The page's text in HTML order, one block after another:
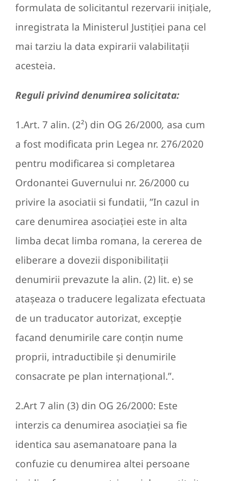
formulata de solicitantul rezervarii iniţiale,
inregistrata la Ministerul Justiţiei pana cel
mai tarziu la data expirarii valabilitaţii
acesteia.
Reguli privind denumirea solicitata:
1.Art. 7 alin. (2²) din OG 26/2000, asa cum
a fost modificata prin Legea nr. 276/2020
pentru modificarea si completarea
Ordonantei Guvernului nr. 26/2000 cu
privire la asociatii si fundatii, ”In cazul in
care denumirea asociaţiei este in alta
limba decat limba romana, la cererea de
eliberare a dovezii disponibilitaţii
denumirii prevazute la alin. (2) lit. e) se
ataşeaza o traducere legalizata efectuata
de un traducator autorizat, excepţie
facand denumirile care conţin nume
proprii, intraductibile şi denumirile
consacrate pe plan internaţional.”.
2.Art 7 alin (3) din OG 26/2000: Este
interzis ca denumirea asociaţiei sa fie
identica sau asemanatoare pana la
confuzie cu denumirea altei persoane